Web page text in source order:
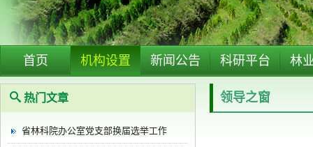
首页 机构设置 新闻公告 科研平台 林
领导之窗
热门文章
省林科院办公室党支部换届选举工作